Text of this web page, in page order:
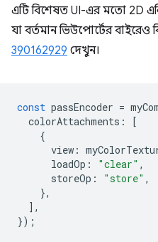
এটি বিশেষত UI-এর মতো 2D
যা বর্তমান ভিউপোর্টের বাইরেও
390162929 দেখুন।
const passEncoder =
colorAttachments :
[
{
view :
loadOp : "clear" ,
storeOp : "store" ,
},
],
});